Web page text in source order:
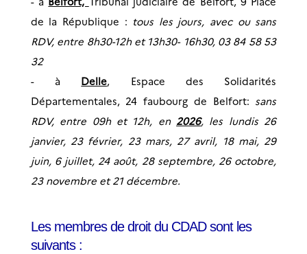
de la République : tous les jours, avec ou sans
RDV, entre 8h30-12h et 13h30- 16h30, 03 84 58 53
32
- à Delle, Espace des Solidarités
Départementales, 24 faubourg de Belfort: sans
RDV, entre 09h et 12h, en 2026, les lundis 26
janvier, 23 février, 23 mars, 27 avril, 18 mai, 29
juin, 6 juillet, 24 août, 28 septembre, 26 octobre,
23 novembre et 21 décembre.
Les membres de droit du CDAD sont les
suivants :